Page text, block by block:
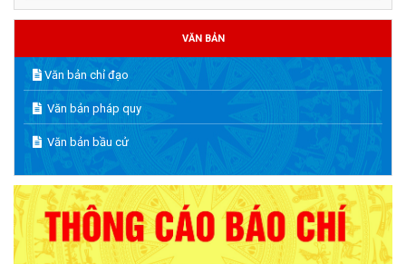
VĂN BẢN
Văn bản chỉ đạo
Văn bản pháp quy
Văn bản bầu cử